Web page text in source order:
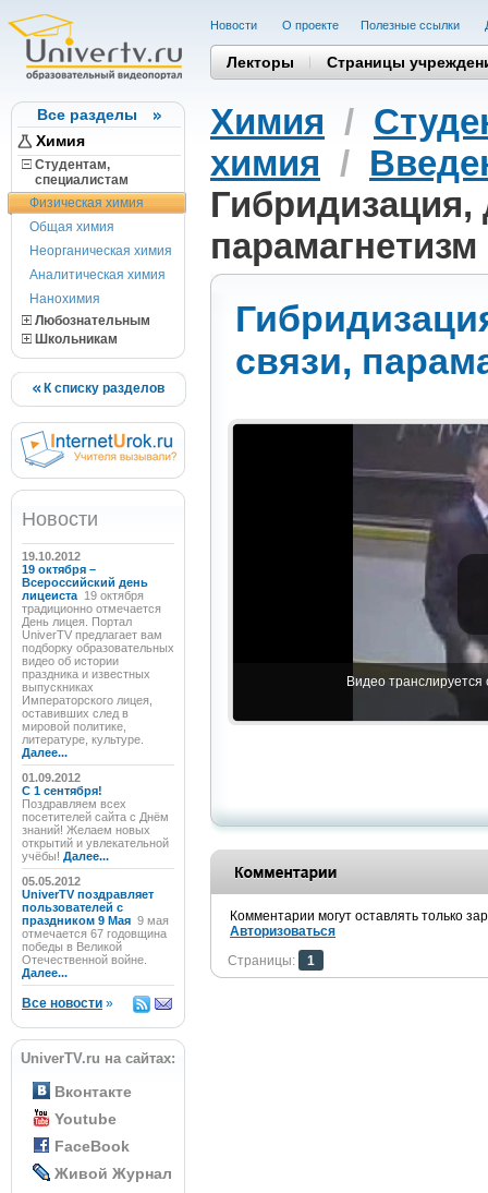
Все разделы
Химия
Студентам,
cпециалистам
Физическая химия
Общая химия
Неорганическая химия
Аналитическая химия
Нанохимия
Любознательным
Школьникам
К списку разделов
Новости
19.10.2012
19 октября –
Всероссийский день
лицеиста 19 октября
традиционно отмечается
День лицея. Портал
UniverTV предлагает вам
подборку образовательных
видео об истории
праздника и известных
выпускниках
Императорского лицея,
оставивших след в
мировой политике,
литературе, культуре.
Далее...
01.09.2012
C 1 сентября!
Поздравляем всех
посетителей сайта с Днём
знаний! Желаем новых
открытий и увлекательной
учёбы! Далее...
05.05.2012
UniverTV поздравляет
пользователей с
праздником 9 Мая 9 мая
отмечается 67 годовщина
победы в Великой
Отечественной войне.
Далее...
Все новости »
UniverTV.ru на сайтах:
Вконтакте
Youtube
FaceBook
Живой Журнал
Новости О проекте Полезные cсылки
Лекторы Страницы
Химия /
химия /
связи,
Видео
Комментарии могут оставлять только
Авторизоваться
Страницы:
1